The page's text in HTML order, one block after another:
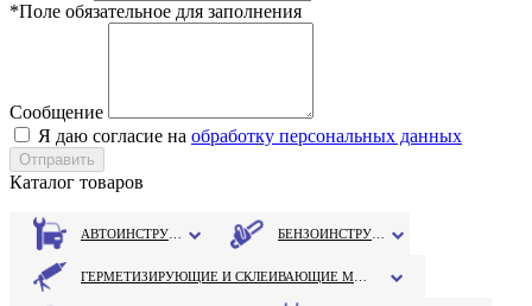
*Поле обязательное для заполнения
Сообщение
Я даю согласие на обработку персональных данных
Каталог товаров